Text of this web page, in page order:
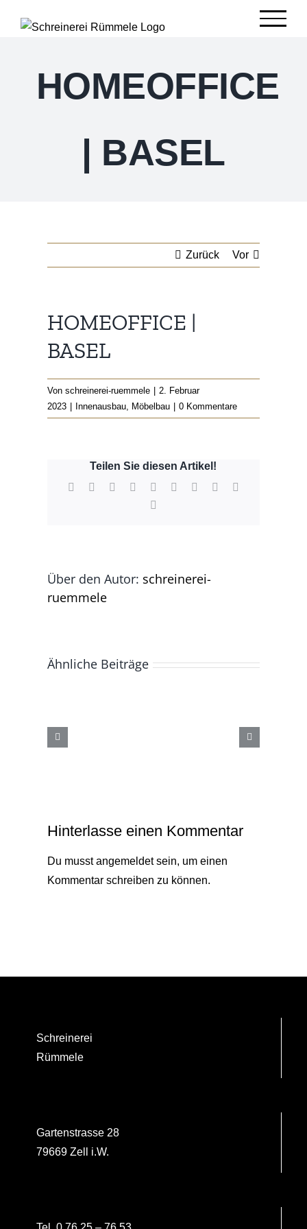
Inhalt
HOMEOFFICE
| BASEL
Zurück Vor
HOMEOFFICE |
BASEL
Von schreinerei-ruemmele
2. Februar
2023
Innenausbau, Möbelbau 0 Kommentare
Teilen Sie diesen Artikel!
Facebook Reddit LinkedInWhatsApp
TumblrPinterest
Über den Autor: schreinerei-
ruemmele
Ähnliche Beiträge
EINFAMILIENHAUS
Hinterlasse einen Kommentar
Du musstangemeldetsein, um einen
Kommentar schreiben zu können.
Schreinerei
Rümmele
Gartenstrasse 28
79669 Zell i.W.